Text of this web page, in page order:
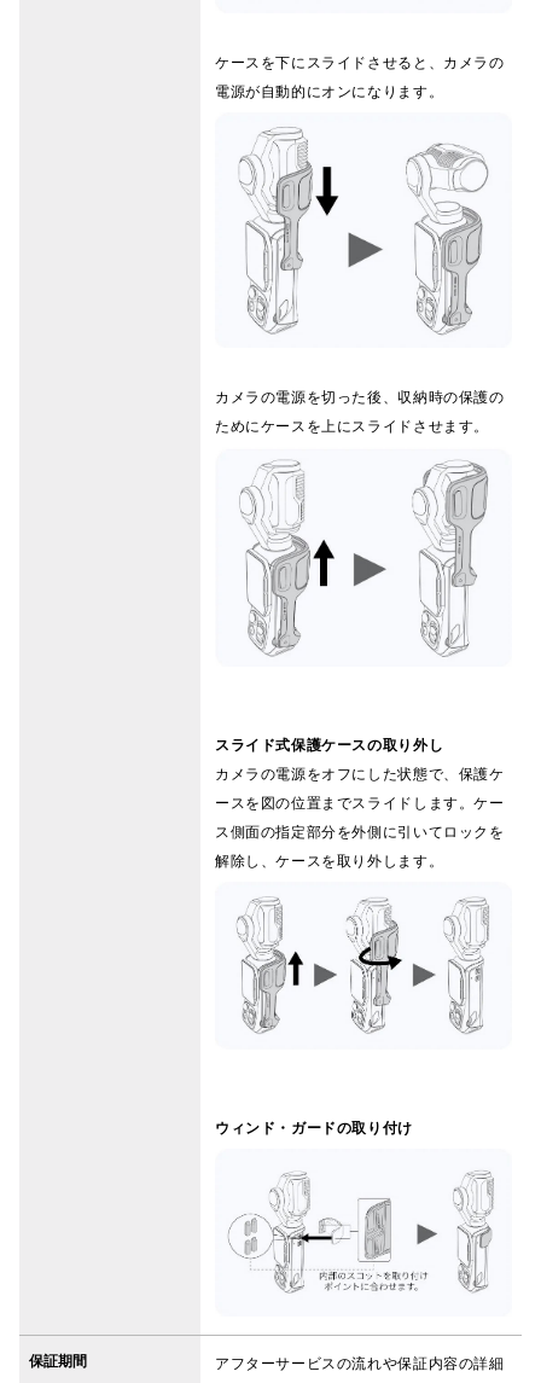
ケースを下にスライドさせると、カメラの
電源が自動的にオンになります。
カメラの電源を切った後、収納時の保護の
ためにケースを上にスライドさせます。
スライド式保護ケースの取り外し
カメラの電源をオフにした状態で、保護ケ
ースを図の位置までスライドします。ケー
ス側面の指定部分を外側に引いてロックを
解除し、ケースを取り外します。
ウィンド・ガードの取り付け
保証期間
アフターサービスの流れや保証内容の詳細